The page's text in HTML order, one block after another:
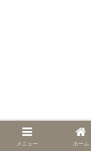
メニュー ホーム